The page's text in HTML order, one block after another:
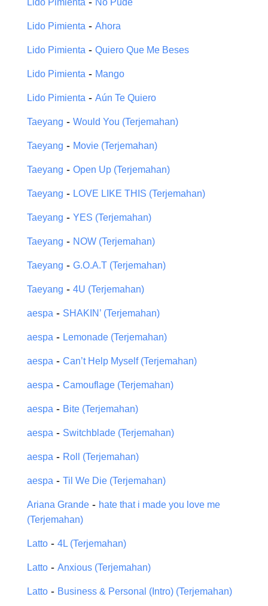
Lido Pimienta No Pude
Lido Pimienta - Ahora
Lido Pimienta - Quiero Que Me Beses
Lido Pimienta - Mango
Lido Pimienta - Aún Te Quiero
Taeyang - Would You (Terjemahan)
Taeyang - Movie (Terjemahan)
Taeyang - Open Up (Terjemahan)
Taeyang - LOVE LIKE THIS (Terjemahan)
Taeyang - YES (Terjemahan)
Taeyang - NOW (Terjemahan)
Taeyang - G.O.A.T (Terjemahan)
Taeyang - 4U (Terjemahan)
aespa - SHAKIN’ (Terjemahan)
aespa - Lemonade (Terjemahan)
aespa - Can’t Help Myself (Terjemahan)
aespa - Camouflage (Terjemahan)
aespa - Bite (Terjemahan)
aespa - Switchblade (Terjemahan)
aespa - Roll (Terjemahan)
aespa - Til We Die (Terjemahan)
Ariana Grande - hate that i made you love me
(Terjemahan)
Latto - 4L (Terjemahan)
Latto - Anxious (Terjemahan)
Latto - Business & Personal (Intro) (Terjemahan)